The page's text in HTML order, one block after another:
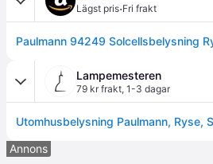
Lägst pris·Fri frakt
Lampemesteren
79 kr frakt, 1-3 dagar
Annons